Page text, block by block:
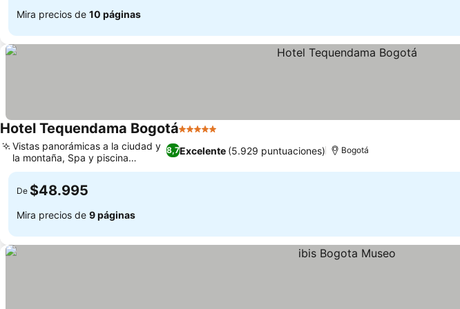
Mira precios de 10 páginas
Hotel Tequendama Bogotá5 Estrellas
8,7Excelente (5.929 puntuaciones)
Vistas panorámicas a la ciudad y
la montaña, Spa y piscina
cubierta
Bogotá
De $48.995
Mira precios de 9 páginas